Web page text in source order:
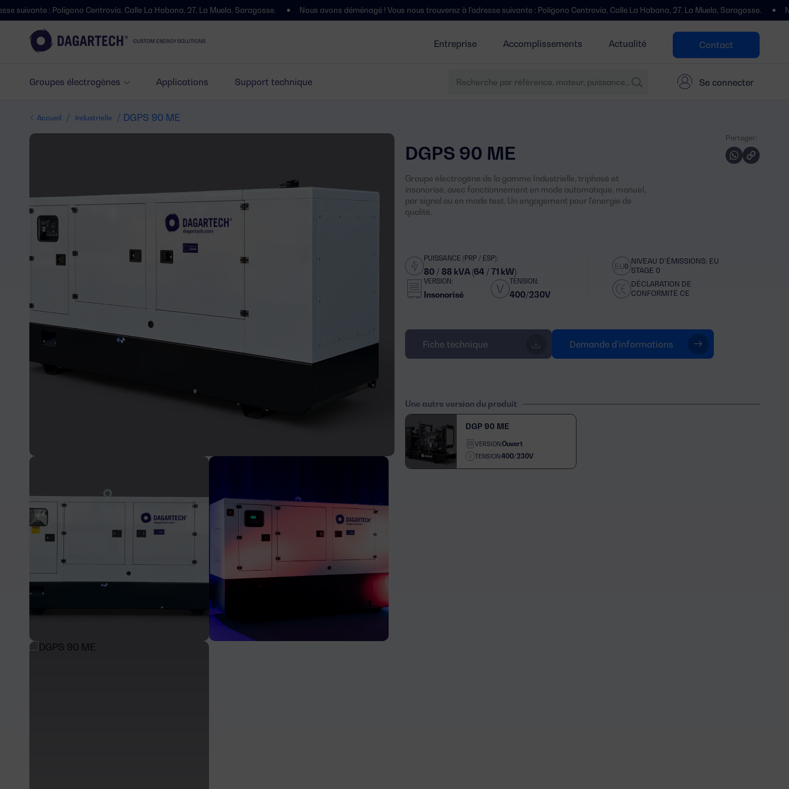
Entreprise Accomplissements Actualité Contact
Groupes électrogènes Applications Support technique Se connecter
Centrovía, Calle La Habana, 27, La Muela, Saragosse. Nous avons déménagé ! Vous nous trouverez à l'adresse suivante : Polígono Centrovía, Calle La Habana, 27, La Muela, Saragosse. Nous avons
Accueil / Industrielle / DGPS 90 ME
Partager:
DGPS 90 ME
Groupe électrogène de la gamme Industrielle, triphasé et
insonorisé, avec fonctionnement en mode automatique, manuel,
par signal ou en mode test. Un engagement pour l'énergie de
qualité.
PUISSANCE (PRP / ESP):
80 / 88 kVA (64 / 71 kW)
VERSION:
Insonorisé
TENSION:
400/230V
NIVEAU D’ÉMISSIONS: EU
STAGE 0
DÉCLARATION DE
CONFORMITÉ CE
Fiche technique Demande d'informations
Une autre version du produit
DGP 90 ME
VERSION:Ouvert
TENSION:400/230V